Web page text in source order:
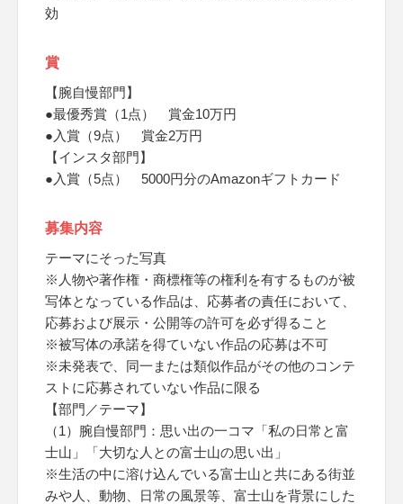
効
賞
【腕自慢部門】
●最優秀賞（1点） 賞金10万円
●入賞（9点） 賞金2万円
【インスタ部門】
●入賞（5点） 5000円分のAmazonギフトカード
募集内容
テーマにそった写真
※人物や著作権・商標権等の権利を有するものが被
写体となっている作品は、応募者の責任において、
応募および展示・公開等の許可を必ず得ること
※被写体の承諾を得ていない作品の応募は不可
※未発表で、同一または類似作品がその他のコンテ
ストに応募されていない作品に限る
【部門／テーマ】
（1）腕自慢部門：思い出の一コマ「私の日常と富
士山」「大切な人との富士山の思い出」
※生活の中に溶け込んでいる富士山と共にある街並
みや人、動物、日常の風景等、富士山を背景にした